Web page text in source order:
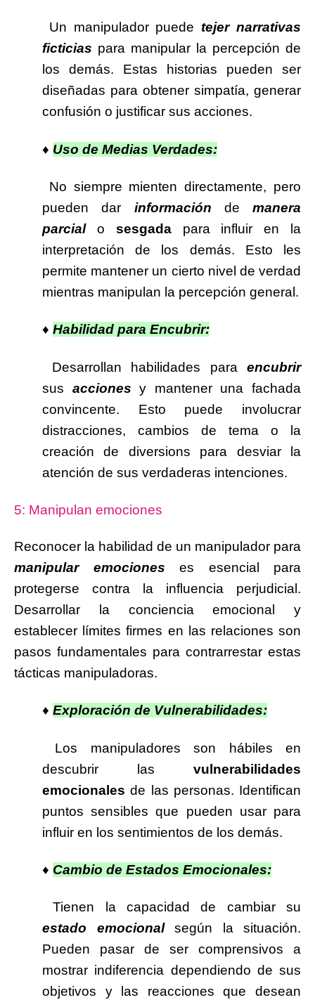
Un manipulador puedetejer narrativas
ficticias para manipular la percepción de
los demás. Estas historias pueden ser
diseñadas para obtener simpatía, generar
confusión o justificar sus acciones.
♦ Uso de Medias Verdades:
No siempre mienten directamente, pero
pueden dar información de manera
parcialo sesgadapara influir en la
interpretación de los demás. Esto les
permite mantener un cierto nivel de verdad
mientras manipulan la percepción general.
♦ Habilidad para Encubrir:
Desarrollan habilidades para encubrir
sus acciones y mantener una fachada
convincente. Esto puede involucrar
distracciones, cambios de tema o la
creación de diversions para desviar la
atención de sus verdaderas intenciones.
5: Manipulan emociones
Reconocer la habilidad de un manipulador para
manipular emociones es esencial para
protegerse contra la influencia perjudicial.
Desarrollar la conciencia emocional y
establecer límites firmes en las relaciones son
pasos fundamentales para contrarrestar estas
tácticas manipuladoras.
♦ Exploración de Vulnerabilidades:
Los manipuladores son hábiles en
descubrir las vulnerabilidades
emocionalesde las personas. Identifican
puntos sensibles que pueden usar para
influir en los sentimientos de los demás.
♦ Cambio de Estados Emocionales:
Tienen la capacidad de cambiar su
estado emocionalsegún la situación.
Pueden pasar de ser comprensivos a
mostrar indiferencia dependiendo de sus
objetivos y las reacciones que desean